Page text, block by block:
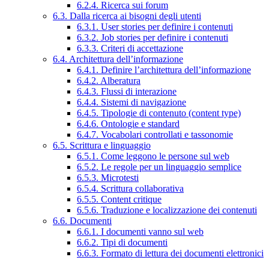
6.2.4. Ricerca sui forum
6.3. Dalla ricerca ai bisogni degli utenti
6.3.1. User stories per definire i contenuti
6.3.2. Job stories per definire i contenuti
6.3.3. Criteri di accettazione
6.4. Architettura dell’informazione
6.4.1. Definire l’architettura dell’informazione
6.4.2. Alberatura
6.4.3. Flussi di interazione
6.4.4. Sistemi di navigazione
6.4.5. Tipologie di contenuto (content type)
6.4.6. Ontologie e standard
6.4.7. Vocabolari controllati e tassonomie
6.5. Scrittura e linguaggio
6.5.1. Come leggono le persone sul web
6.5.2. Le regole per un linguaggio semplice
6.5.3. Microtesti
6.5.4. Scrittura collaborativa
6.5.5. Content critique
6.5.6. Traduzione e localizzazione dei contenuti
6.6. Documenti
6.6.1. I documenti vanno sul web
6.6.2. Tipi di documenti
6.6.3. Formato di lettura dei documenti elettronici